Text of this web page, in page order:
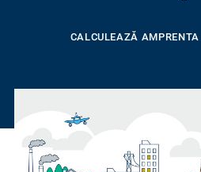
CALCULEAZĂ